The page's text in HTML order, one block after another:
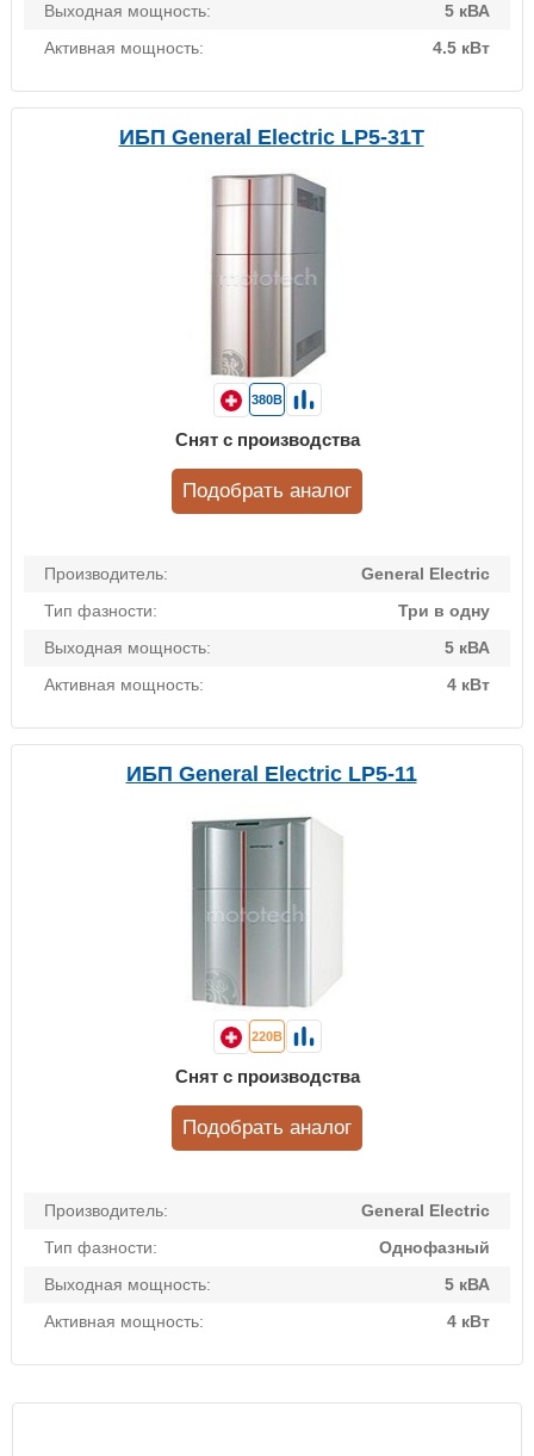
Выходная мощность:
5 кВА
Активная мощность:
4.5 кВт
ИБП General Electric LP5-31T
Производитель:
General Electric
Тип фазности:
Три в одну
Выходная мощность:
5 кВА
Активная мощность:
4 кВт
380В
Снят с производства
Подобрать аналог
ИБП General Electric LP5-11
Производитель:
General Electric
Тип фазности:
Однофазный
Выходная мощность:
5 кВА
Активная мощность:
4 кВт
220В
Снят с производства
Подобрать аналог